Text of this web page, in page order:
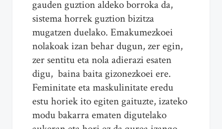
gauden guztion aldeko borroka da,
sistema horrek guztion bizitza
mugatzen duelako. Emakumezkoei
nolakoak izan behar dugun, zer egin,
zer sentitu eta nola adierazi esaten
digu, baina baita gizonezkoei ere.
Feminitate eta maskulinitate eredu
estu horiek ito egiten gaituzte, izateko
modu bakarra ematen digutelako